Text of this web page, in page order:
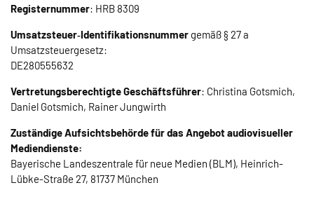
Registernummer: HRB 8309
Umsatzsteuer‐Identifikationsnummer gemäß § 27 a
Umsatzsteuergesetz:
DE280555632
Vertretungsberechtigte Geschäftsführer: Christina Gotsmich,
Daniel Gotsmich, Rainer Jungwirth
Zuständige Aufsichtsbehörde für das Angebot audiovisueller
Mediendienste:
Bayerische Landeszentrale für neue Medien (BLM), Heinrich-
Lübke-Straße 27, 81737 München